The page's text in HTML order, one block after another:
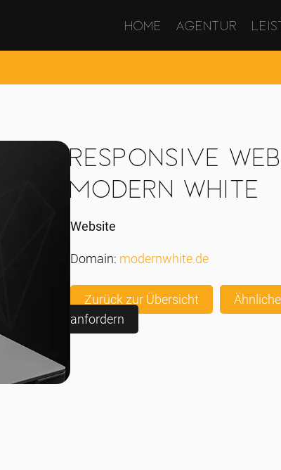
Home Agentur
Responsive
Modern White
Website
Domain: modernwhite.de
Zurück zur Übersicht
anfordern